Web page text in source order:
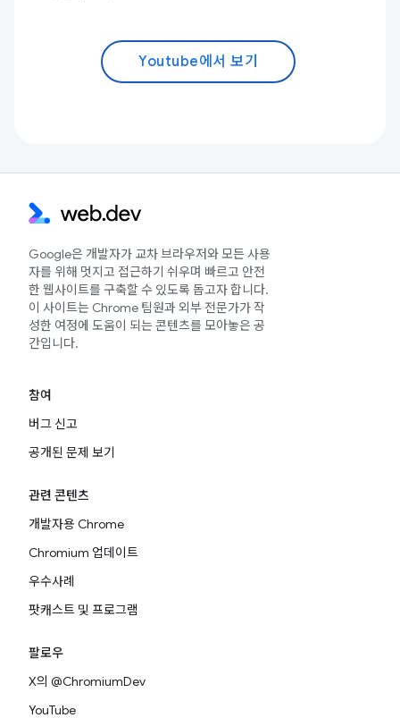
Youtube에서 보기
Google은 개발자가 교차 브라우저와 모든 사용
자를 위해 멋지고 접근하기 쉬우며 빠르고 안전
한 웹사이트를 구축할 수 있도록 돕고자 합니다.
이 사이트는 Chrome 팀원과 외부 전문가가 작
성한 여정에 도움이 되는 콘텐츠를 모아놓은 공
간입니다.
참여
버그 신고
공개된 문제 보기
관련 콘텐츠
개발자용 Chrome
Chromium 업데이트
우수사례
팟캐스트 및 프로그램
팔로우
X의 @ChromiumDev
YouTube